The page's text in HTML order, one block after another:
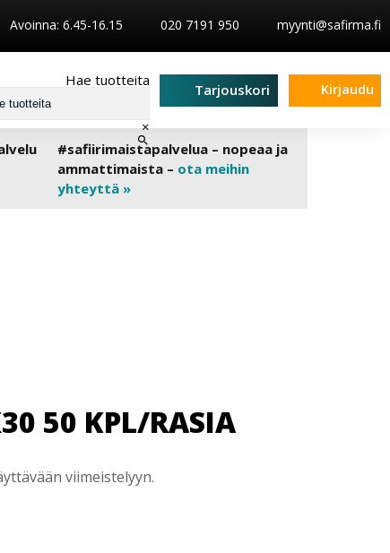
Avoinna: 6.45-16.15 020 7191 950 myynti@safirma.fi
Hae tuotteita
×
Tarjouskori Kirjaudu
#safiirimaistapalvelua – nopeaa ja
ammattimaista – ota meihin
yhteyttä »
50 KPL/RASIA
viimeistelyyn.